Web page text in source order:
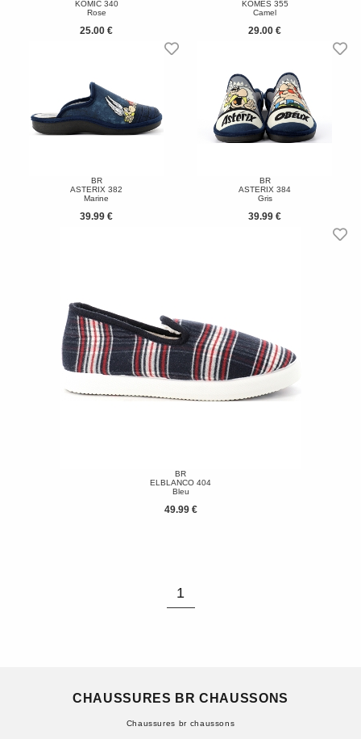
CHAUSSURES BR CHAUSSONS
Chaussures br chaussons
KOMIC 340
Rose
25.00 €
KOMES 355
Camel
29.00 €
BR
ASTERIX 382
Marine
39.99 €
BR
ASTERIX 384
Gris
39.99 €
BR
ELBLANCO 404
Bleu
49.99 €
1